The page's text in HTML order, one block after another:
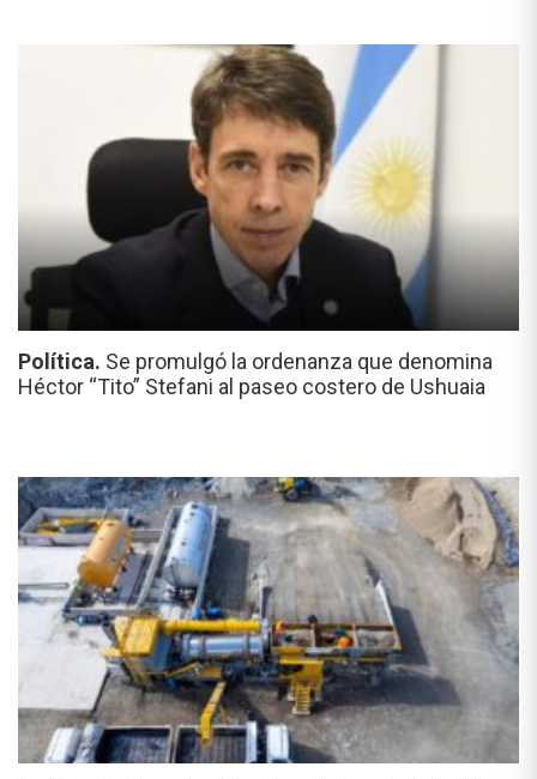
Política. Se promulgó la ordenanza que denomina
Héctor “Tito” Stefani al paseo costero de Ushuaia